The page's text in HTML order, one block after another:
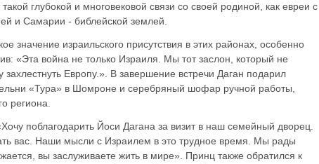
глубокой и многовековой связи со своей родиной, как евреи с
и Самарии - библейской землей.
значение израильского присутствия в этих районах, особенно
«Эта война не только Израиля. Мы тот заслон, который не
захлестнуть Европу.». В завершение встречи Даган подарил
«Тура» в Шомроне и серебряный шофар ручной работы,
региона.
поблагодарить Йоси Дагана за визит в наш семейный дворец.
вас. Наши мысли с Израилем в это трудное время. Мы рады
вы заслуживаете жить в мире». Принц также обратился к